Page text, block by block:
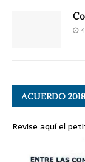
ACUERDO 2018
Revise aquí el